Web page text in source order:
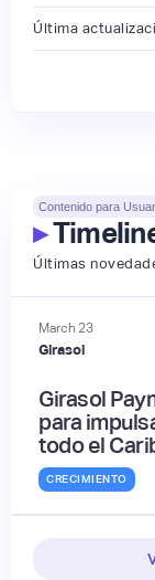
Última
Contenido para
▸
Últimas
March 23
Girasol
Girasol
para
todo el
CRECIMIENTO